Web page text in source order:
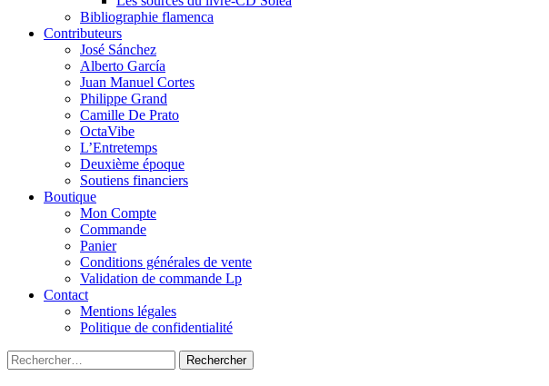
Bibliographie flamenca
Contributeurs
José Sánchez
Alberto García
Juan Manuel Cortes
Philippe Grand
Camille De Prato
OctaVibe
L’Entretemps
Deuxième époque
Soutiens financiers
Boutique
Mon Compte
Commande
Panier
Conditions générales de vente
Validation de commande Lp
Contact
Mentions légales
Politique de confidentialité
Rechercher :